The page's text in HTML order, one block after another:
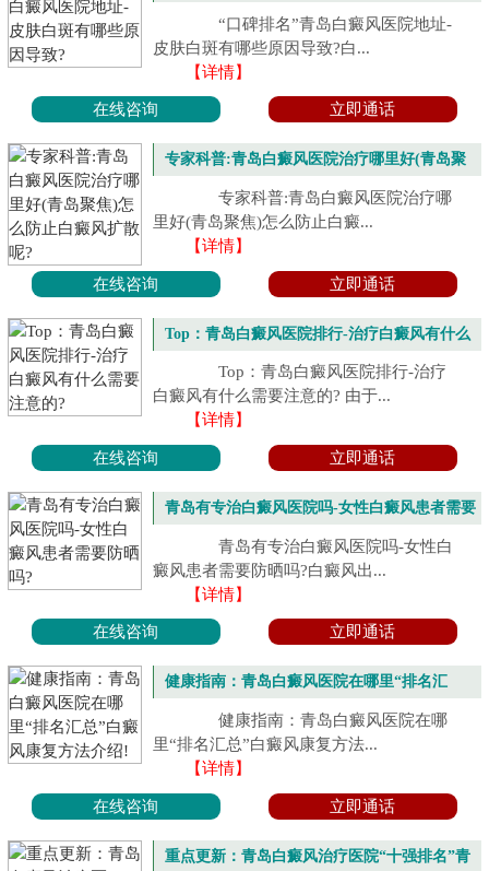
些原因导致?
“口碑排名”青岛白癜风医院地址-
皮肤白斑有哪些原因导致?白...
【详情】
在线咨询 立即通话
专家科普:青岛白癜风医院治疗哪里好(青岛聚
焦)怎么防止白癜风扩散呢?
专家科普:青岛白癜风医院治疗哪
里好(青岛聚焦)怎么防止白癜...
【详情】
在线咨询 立即通话
Top：青岛白癜风医院排行-治疗白癜风有什么
需要注意的?
Top：青岛白癜风医院排行-治疗
白癜风有什么需要注意的? 由于...
【详情】
在线咨询 立即通话
青岛有专治白癜风医院吗-女性白癜风患者需要
青岛有专治白癜风医院吗-女性白
癜风患者需要防晒吗?白癜风出...
【详情】
在线咨询 立即通话
健康指南：青岛白癜风医院在哪里“排名汇
总”白癜风康复方法介绍!
健康指南：青岛白癜风医院在哪
里“排名汇总”白癜风康复方法...
【详情】
在线咨询 立即通话
重点更新：青岛白癜风治疗医院“十强排名”青